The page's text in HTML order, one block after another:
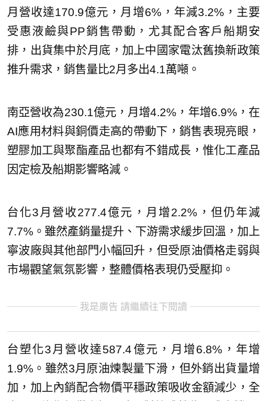
月營收達170.9億元，月增6%，年減3.2%，主要
受惠液鹼與PP銷售帶動，尤其配合客戶船期安
排，出貨集中於月底，加上中國家電汰舊換新政策
推升需求，銷售量比2月多出4.1萬噸。
南亞營收為230.1億元，月增4.2%，年增6.9%，在
AI應用材料與銅價走高的帶動下，銷售表現亮眼，
塑膠加工與聚酯產品也都有不錯成長，惟化工產品
因定檢及船期影響略減。
台化3月營收277.4億元，月增2.2%，但仍年減
7.7%。雖然產銷量提升、下游需求緩步回溫，加上
寧波廠與其他部門小幅回升，但受原油價格走弱與
市場觀望氣氛影響，整體價格表現仍受壓抑。
我是廣告 請繼續往下閱讀
台塑化3月營收達587.4億元，月增6.8%，年增
1.9%。雖然3月原油煉製量下滑，但外銷出貨量增
加，加上內銷配合物價平穩政策吸收金額減少，全